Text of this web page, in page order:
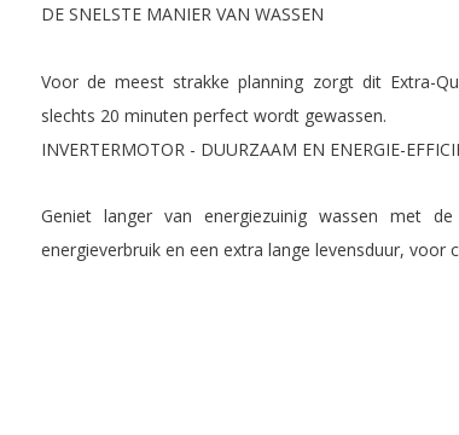
DE SNELSTE MANIER VAN WASSEN
Voor de meest strakke planning zorgt dit Extra-
slechts 20 minuten perfect wordt gewassen.
INVERTERMOTOR - DUURZAAM EN ENERGIE-
Geniet langer van energiezuinig wassen met
energieverbruik en een extra lange levensduur, voor